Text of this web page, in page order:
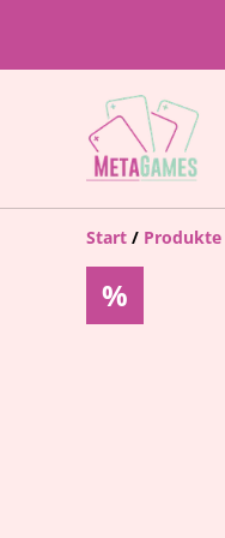
Start / Produkte
%